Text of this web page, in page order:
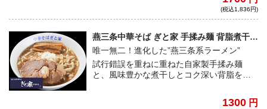
麺と香りが豊かな鴨出汁のマリアージュを
(税込1,836円)
燕三条中華そば ぎと家 手揉み麺 背脂煮干し
そば
唯一無二！進化した”燕三条系ラーメン”
試行錯誤を重ねに重ねた自家製手揉み麺
と、風味豊かな煮干しとコク深い背脂を纏
1300 円